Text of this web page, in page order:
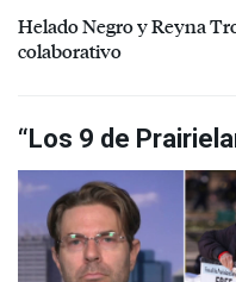
Helado Negro y Reyna
colaborativo
“Los 9 de